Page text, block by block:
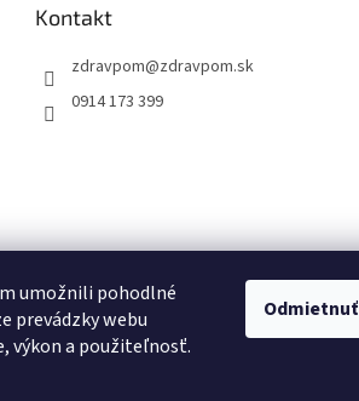
umožnili pohodlné
prevádzky webu
výkon a použiteľnosť.
Odmietnuť
Kontakt
zdravpom@zdravpom.sk
0914 173 399